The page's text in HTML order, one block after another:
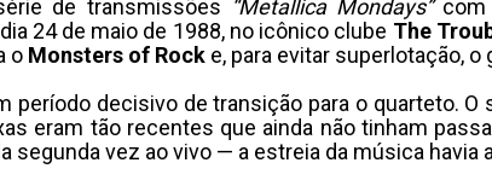
de transmissões “Metallica Mondays”com
24 de maio de 1988, no icônico clube The
o Monsters of Rock e, para evitar superlotação,
período decisivo de transição para o quarteto.
eram tão recentes que ainda não tinham
segunda vez ao vivo — a estreia da música havia